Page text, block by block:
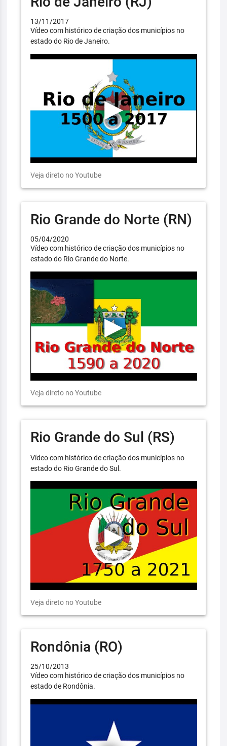
13/11/2017
Vídeo com histórico de criação dos municípios no
estado do Rio de Janeiro.
Veja direto no Youtube
Rio Grande do Norte (RN)
05/04/2020
Vídeo com histórico de criação dos municípios no
estado do Rio Grande do Norte.
Veja direto no Youtube
Rio Grande do Sul (RS)
Vídeo com histórico de criação dos municípios no
estado do Rio Grande do Sul.
Veja direto no Youtube
Rondônia (RO)
25/10/2013
Vídeo com histórico de criação dos municípios no
estado de Rondônia.